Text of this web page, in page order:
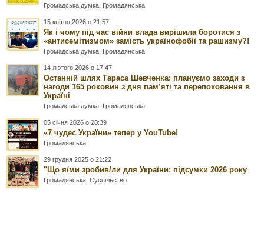
Громадська думка Громадянська
15 квітня 2026 о 21:57
Як і чому під час війни влада вирішила боротися з
«антисемітизмом» замість українофобії та рашизму?!
Громадська думка Громадянська
14 лютого 2026 о 17:47
Останній шлях Тараса Шевченка: плануємо заходи з
нагоди 165 роковин з дня памʼяті та перепоховання в
Україні
Громадська думка Громадянська
05 січня 2026 о 20:39
«7 чудес України» тепер у YouTube!
Громадянська
29 грудня 2025 о 21:22
"Що я/ми зробив/ли для України: підсумки 2026 року
Громадянська ,Суспільство